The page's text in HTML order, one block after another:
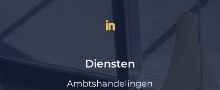
Diensten
Ambtshandelingen